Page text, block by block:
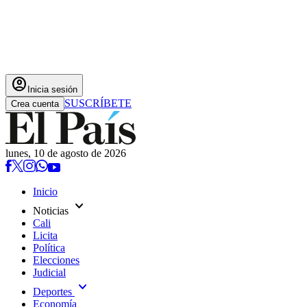
account_circle Inicia sesión
Crea cuenta SUSCRÍBETE
lunes, 10 de agosto de 2026
Inicio
Noticias expand_more
Cali
Licita
Política
Elecciones
Judicial
Deportes expand_more
Economía